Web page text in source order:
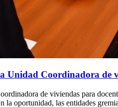
Unidad Coordinadora de
de viviendas para
oportunidad, las entidades